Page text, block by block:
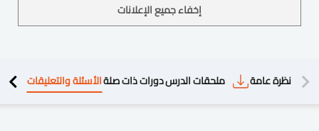
إخفاء جميع الإعلانات
نظرة عامة ملحقات الدرسدورات ذات صلةالأسئلة والتعليقات